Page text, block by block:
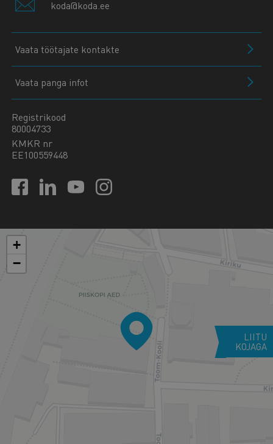
koda@koda.ee
Vaata töötajate kontakte
Vaata panga infot
Registrikood
80004733
KMKR nr
EE100559448
+
−
LIITU
KOJAGA